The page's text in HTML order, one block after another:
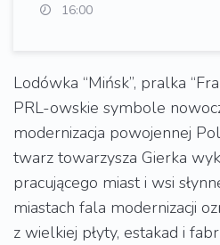
Lodówka “Mińsk”, pralka
PRL-owskie symbole
modernizacja powojennej
twarz towarzysza Gierka
pracującego miast i wsi
miastach fala modernizacji
z wielkiej płyty, estakad i
16:00